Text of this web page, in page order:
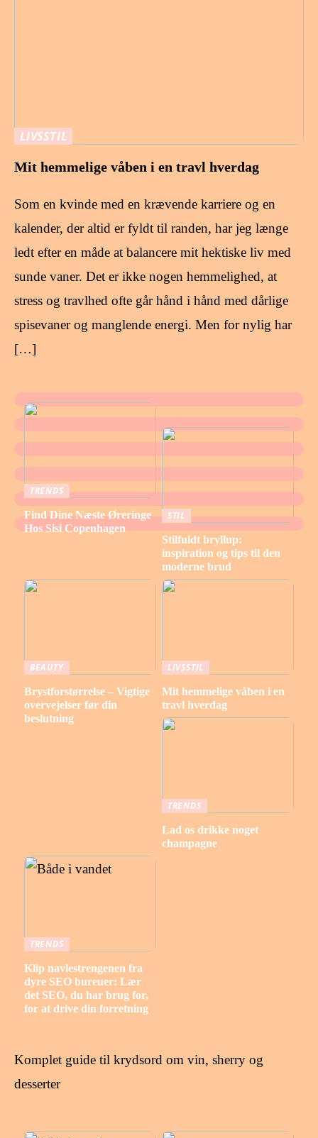
LIVSSTIL
Mit hemmelige våben i en travl hverdag
Som en kvinde med en krævende karriere og en
kalender, der altid er fyldt til randen, har jeg længe
ledt efter en måde at balancere mit hektiske liv med
sunde vaner. Det er ikke nogen hemmelighed, at
stress og travlhed ofte går hånd i hånd med dårlige
spisevaner og manglende energi. Men for nylig har
[…]
TRENDS
Find Dine Næste Øreringe
Hos Sisi Copenhagen
STIL
Stilfuldt bryllup:
inspiration og tips til den
moderne brud
BEAUTY
Brystforstørrelse – Vigtige
overvejelser før din
beslutning
LIVSSTIL
Mit hemmelige våben i en
travl hverdag
TRENDS
Lad os drikke noget
champagne
TRENDS
Klip navlestrengenen fra
dyre SEO bureuer: Lær
det SEO, du har brug for,
for at drive din forretning
Komplet guide til krydsord om vin, sherry og
desserter